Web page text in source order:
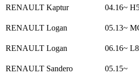
RENAULT Kaptur 04.16~
RENAULT Logan 05.13~
RENAULT Logan 06.16~
RENAULT Sandero 05.15~